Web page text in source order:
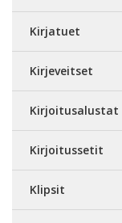
Kirjatuet
Kirjeveitset
Kirjoitusalustat
Kirjoitussetit
Klipsit